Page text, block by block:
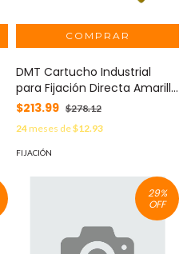
DMT Cartucho Industrial
para Fijación Directa Amarillo
/ Calibre 27 / Caja con 100
Piezas MOD: 9097-01-027-2
$213.99 $278.12
24meses de$12.93
FIJACIÓN
29%
OFF